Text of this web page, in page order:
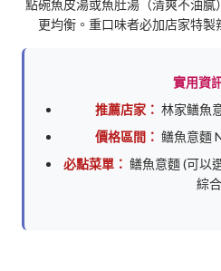
點碗魚皮湯或魚肚湯（清爽不油
更均衡。重口味者必加店家特製
實用資
推薦店家： 林家鳝魚
價格區間： 鳝魚意麵
必點菜單： 鳝魚意麵 (可以
綜